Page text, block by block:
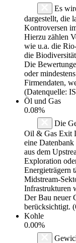
Es
dargestellt, die
Kontroversen
Hierzu zählen
wie u.a. die
die
Die
oder
Firmendaten,
(Datenquelle:
Öl und Gas
0.08%
Die
Oil & Gas Exit
eine
aus dem
Exploration
Energieträgern
Midstream-
Infrastrukturen
Der Bau neuer
berücksichtigt.
Kohle
0.00%